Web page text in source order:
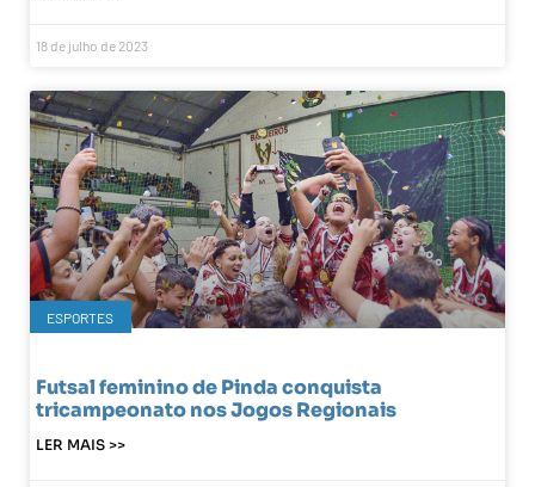
18 de julho de 2023
ESPORTES
Futsal feminino de Pinda conquista
tricampeonato nos Jogos Regionais
LER MAIS >>